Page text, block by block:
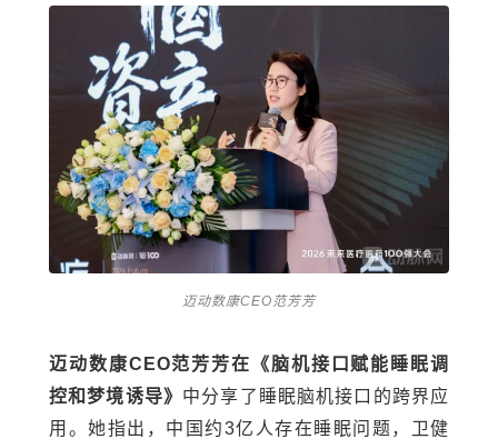
迈动数康CEO范芳芳
迈动数康CEO范芳芳在《脑机接口赋能睡眠调
控和梦境诱导》 中分享了睡眠脑机接口的跨界应
用。她指出，中国约3亿人存在睡眠问题，卫健